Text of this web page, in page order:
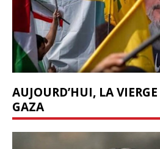
AUJOURD’HUI, LA
GAZA